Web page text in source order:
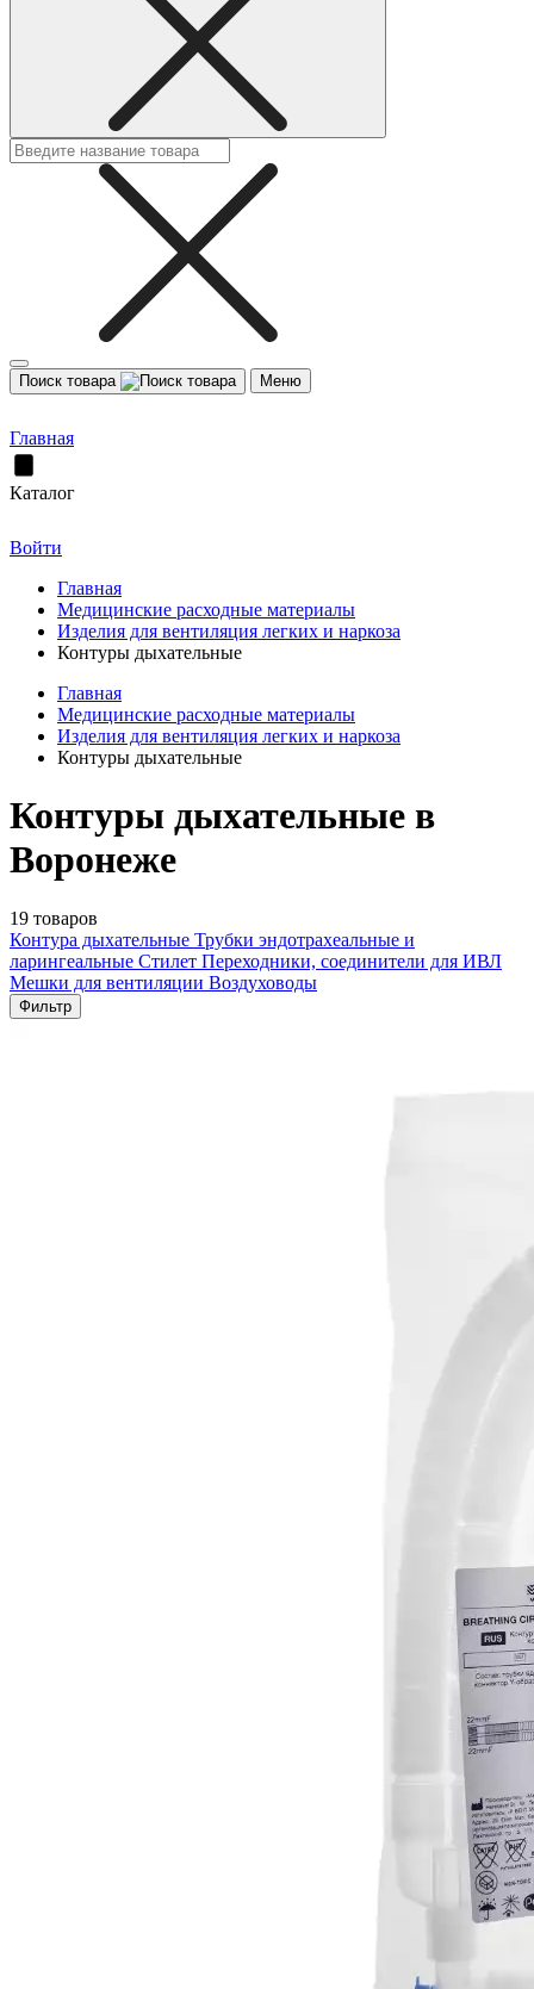
Поиск товара Меню
Главная
Каталог
Войти
Главная
Медицинские расходные материалы
Изделия для вентиляция легких и наркоза
Контуры дыхательные
Главная
Медицинские расходные материалы
Изделия для вентиляция легких и наркоза
Контуры дыхательные
Контуры дыхательные в
Воронеже
19 товаров
Контура дыхательные Трубки эндотрахеальные и
ларингеальные Стилет Переходники, соединители для ИВЛ
Мешки для вентиляции Воздуховоды
Фильтр